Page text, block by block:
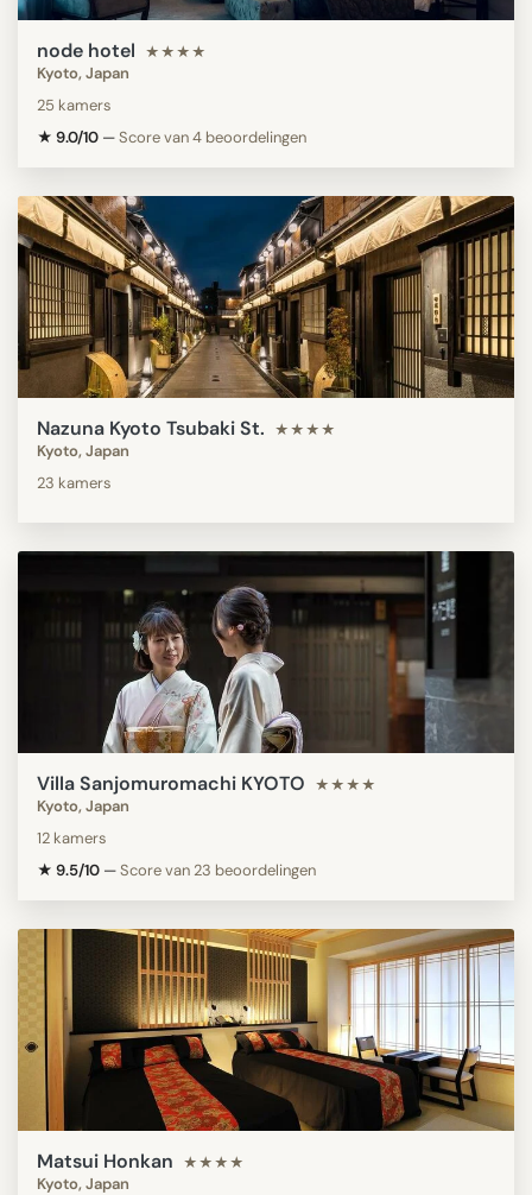
node hotel ★★★★
Kyoto, Japan
25 kamers
★ 9.0/10 —Score van 4 beoordelingen
Nazuna Kyoto Tsubaki St. ★★★★
Kyoto, Japan
23 kamers
Villa Sanjomuromachi KYOTO ★★★★
Kyoto, Japan
12 kamers
★ 9.5/10 —Score van 23 beoordelingen
Matsui Honkan ★★★★
Kyoto, Japan